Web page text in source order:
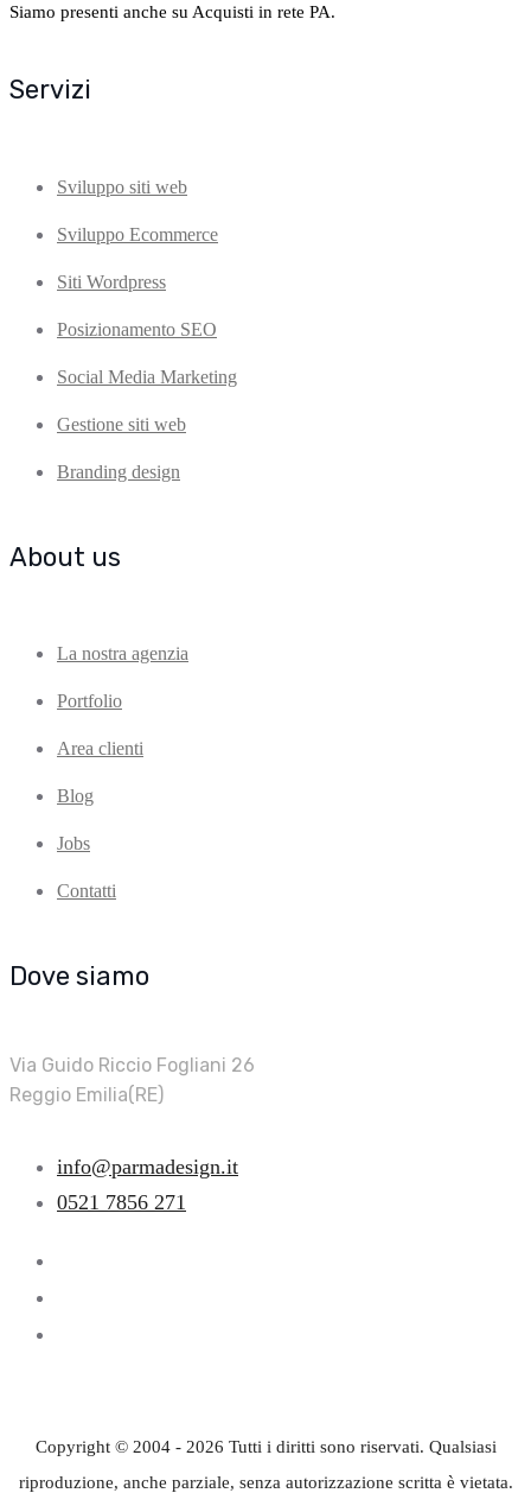
Siamo presenti anche su Acquisti in rete PA.
Servizi
Sviluppo siti web
Sviluppo Ecommerce
Siti Wordpress
Posizionamento SEO
Social Media Marketing
Gestione siti web
Branding design
About us
La nostra agenzia
Portfolio
Area clienti
Blog
Jobs
Contatti
Dove siamo
Via Guido Riccio Fogliani 26
Reggio Emilia(RE)
info@parmadesign.it
0521 7856 271
Copyright © 2004 - 2026 Tutti i diritti sono riservati. Qualsiasi
riproduzione, anche parziale, senza autorizzazione scritta è vietata.